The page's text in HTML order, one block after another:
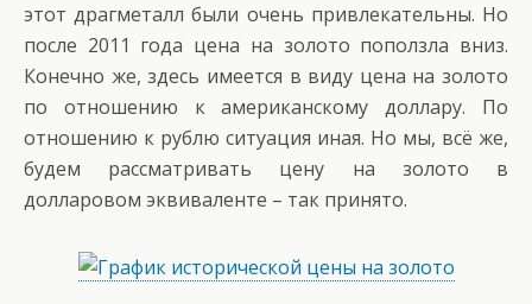
этот драгметалл были очень привлекательны. Но
после 2011 года цена на золото поползла вниз.
Конечно же, здесь имеется в виду цена на золото
по отношению к американскому доллару. По
отношению к рублю ситуация иная. Но мы, всё же,
будем рассматривать цену на золото в
долларовом эквиваленте – так принято.